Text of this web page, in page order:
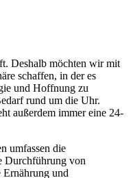
Deshalb möchten wir mit
schaffen, in der es
und Hoffnung zu
rund um die Uhr.
außerdem immer eine 24-
umfassen die
Durchführung von
und